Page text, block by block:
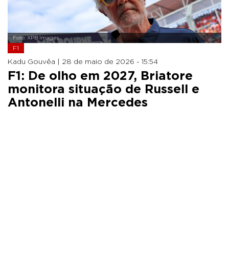
Foto: XPB Images
F1
Kadu Gouvêa | 28 de maio de 2026 - 15:54
F1: De olho em 2027, Briatore
monitora situação de Russell e
Antonelli na Mercedes